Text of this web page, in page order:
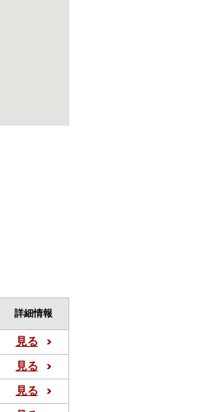
詳細情報
見る
見る
見る